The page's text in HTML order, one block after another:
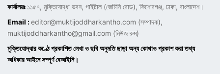
কার্যালয়ঃ ১১৫৭, মুক্তিযোদ্ধা ভবন, গাইটাল (জেমিনি রোড), কিশোরগঞ্জ, ঢাকা, বাংলাদেশ।
Email :editor@muktijoddharkantho.com (সম্পাদক),
muktijoddharkantho@gmail.com (নিউজ রুম)
মুক্তিযোদ্ধার কণ্ঠে প্রকাশিত লেখা ও ছবি অনুমতি ছাড়া অন্য কোথাও প্রকাশ করা তথ্য
অধিকার আইনে সম্পূর্ণ বেআইনি।